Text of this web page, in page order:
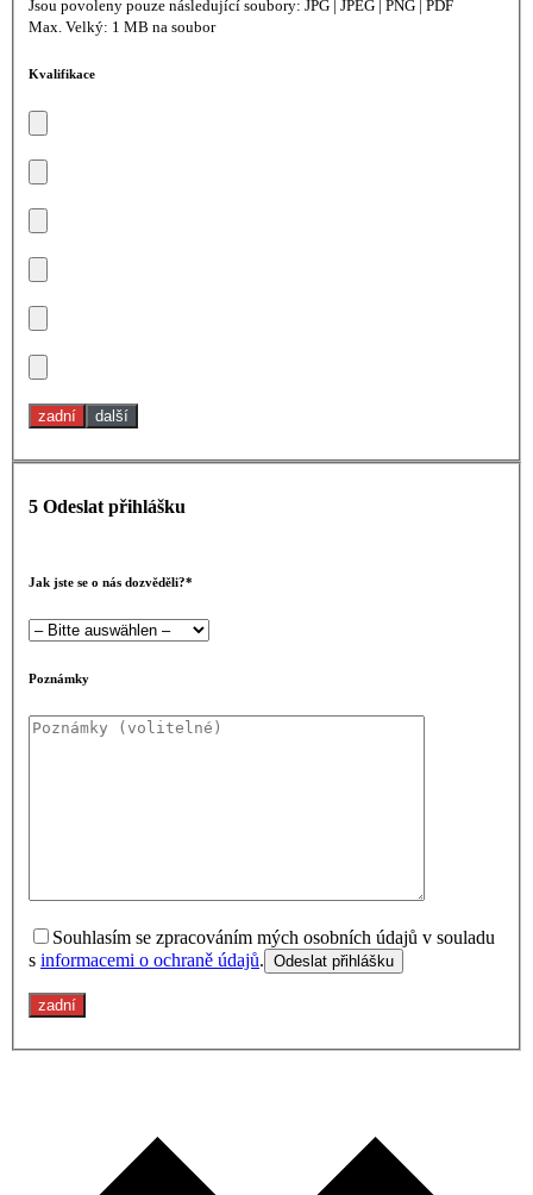
Jsou povoleny pouze následující soubory: JPG | JPEG | PNG | PDF
Max. Velký: 1 MB na soubor
Kvalifikace
zadní další
5 Odeslat přihlášku
lasse
Feld
leer.
Jak jste se o nás dozvěděli?*
Poznámky
Souhlasím se zpracováním mých osobních údajů v souladu
s informacemi o ochraně údajů.
zadní